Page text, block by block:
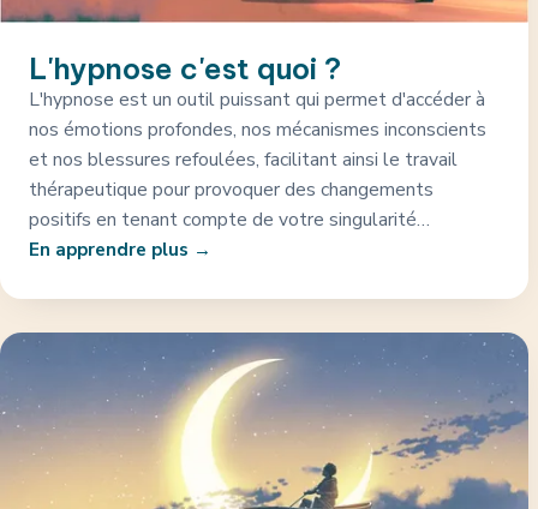
L'hypnose c'est quoi ?
L'hypnose est un outil puissant qui permet d'accéder à
nos émotions profondes, nos mécanismes inconscients
et nos blessures refoulées, facilitant ainsi le travail
thérapeutique pour provoquer des changements
positifs en tenant compte de votre singularité…
En apprendre plus